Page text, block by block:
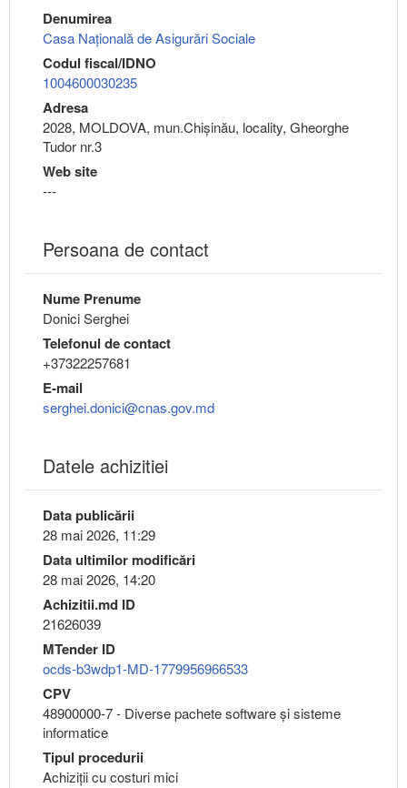
Denumirea
Casa Națională de Asigurări Sociale
Codul fiscal/IDNO
1004600030235
Adresa
2028, MOLDOVA, mun.Chişinău, locality, Gheorghe
Tudor nr.3
Web site
---
Persoana de contact
Nume Prenume
Donici Serghei
Telefonul de contact
+37322257681
E-mail
serghei.donici@cnas.gov.md
Datele achizitiei
Data publicării
28 mai 2026, 11:29
Data ultimilor modificări
28 mai 2026, 14:20
Achizitii.md ID
21626039
MTender ID
ocds-b3wdp1-MD-1779956966533
CPV
48900000-7 - Diverse pachete software şi sisteme
informatice
Tipul procedurii
Achiziții cu costuri mici